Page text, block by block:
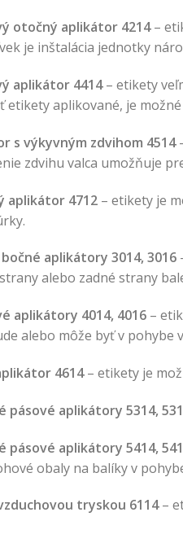
otočný aplikátor 4214–
je inštalácia jednotky
aplikátor 4414– etikety
etikety aplikované, je
s výkyvným zdvihom 4514
zdvihu valca umožňuje
aplikátor 4712 – etikety je
aplikátory 3014, 3016
alebo zadné strany
aplikátory 4014, 4016 –
alebo môže byť v pohybe
4614– etikety je
pásové aplikátory 5314,
pásové aplikátory 5414,
obaly na balíky v
tryskou 6114–